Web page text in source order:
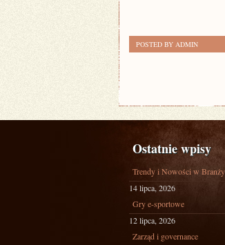
POSTED BY ADMIN
Ostatnie wpisy
Trendy i Nowości w Branży
14 lipca, 2026
Gry e-sportowe
12 lipca, 2026
Zarząd i governance